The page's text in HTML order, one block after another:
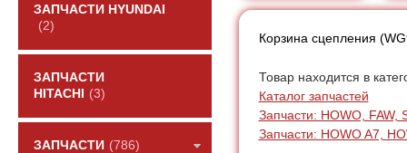
ЗАПЧАСТИ HYUNDAI
(2)
ЗАПЧАСТИ
HITACHI
(3)
ЗАПЧАСТИ (786)
Корзина сцепления
Товар находится в
Каталог запчастей
Запчасти: HOWO, FAW,
Запчасти: HOWO A7,